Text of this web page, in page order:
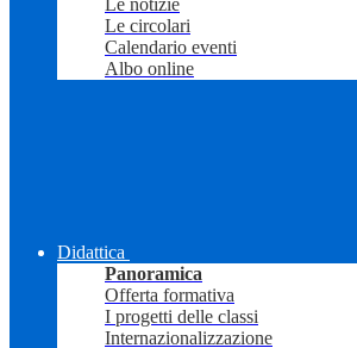
Le notizie
Le circolari
Calendario eventi
Albo online
Didattica
Panoramica
Offerta formativa
I progetti delle classi
Internazionalizzazione